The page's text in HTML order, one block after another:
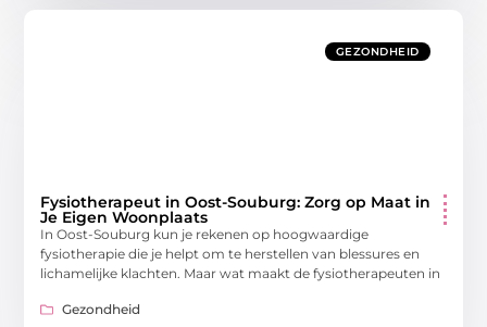
GEZONDHEID
Fysiotherapeut in Oost-Souburg: Zorg op Maat in
Je Eigen Woonplaats
In Oost-Souburg kun je rekenen op hoogwaardige
fysiotherapie die je helpt om te herstellen van blessures en
lichamelijke klachten. Maar wat maakt de fysiotherapeuten in
Gezondheid